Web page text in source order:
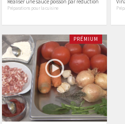
Réaliser une sauce poisson par réduction
Préparations pour la cuisine
PRÉMIUM